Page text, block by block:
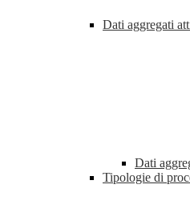
Dati aggregati
Dati
Tipologie di